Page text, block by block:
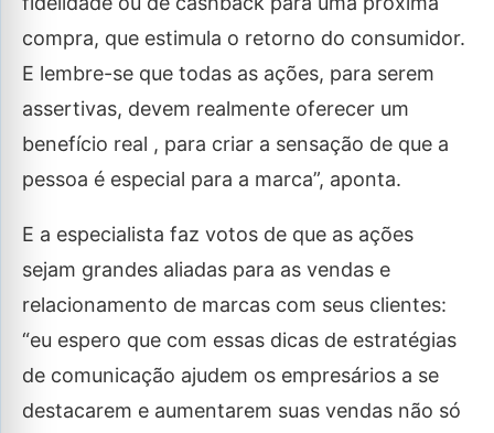
compra, que estimula o retorno do consumidor.
E lembre-se que todas as ações, para serem
assertivas, devem realmente oferecer um
benefício real , para criar a sensação de que a
pessoa é especial para a marca”, aponta.
E a especialista faz votos de que as ações
sejam grandes aliadas para as vendas e
relacionamento de marcas com seus clientes:
“eu espero que com essas dicas de estratégias
de comunicação ajudem os empresários a se
destacarem e aumentarem suas vendas não só